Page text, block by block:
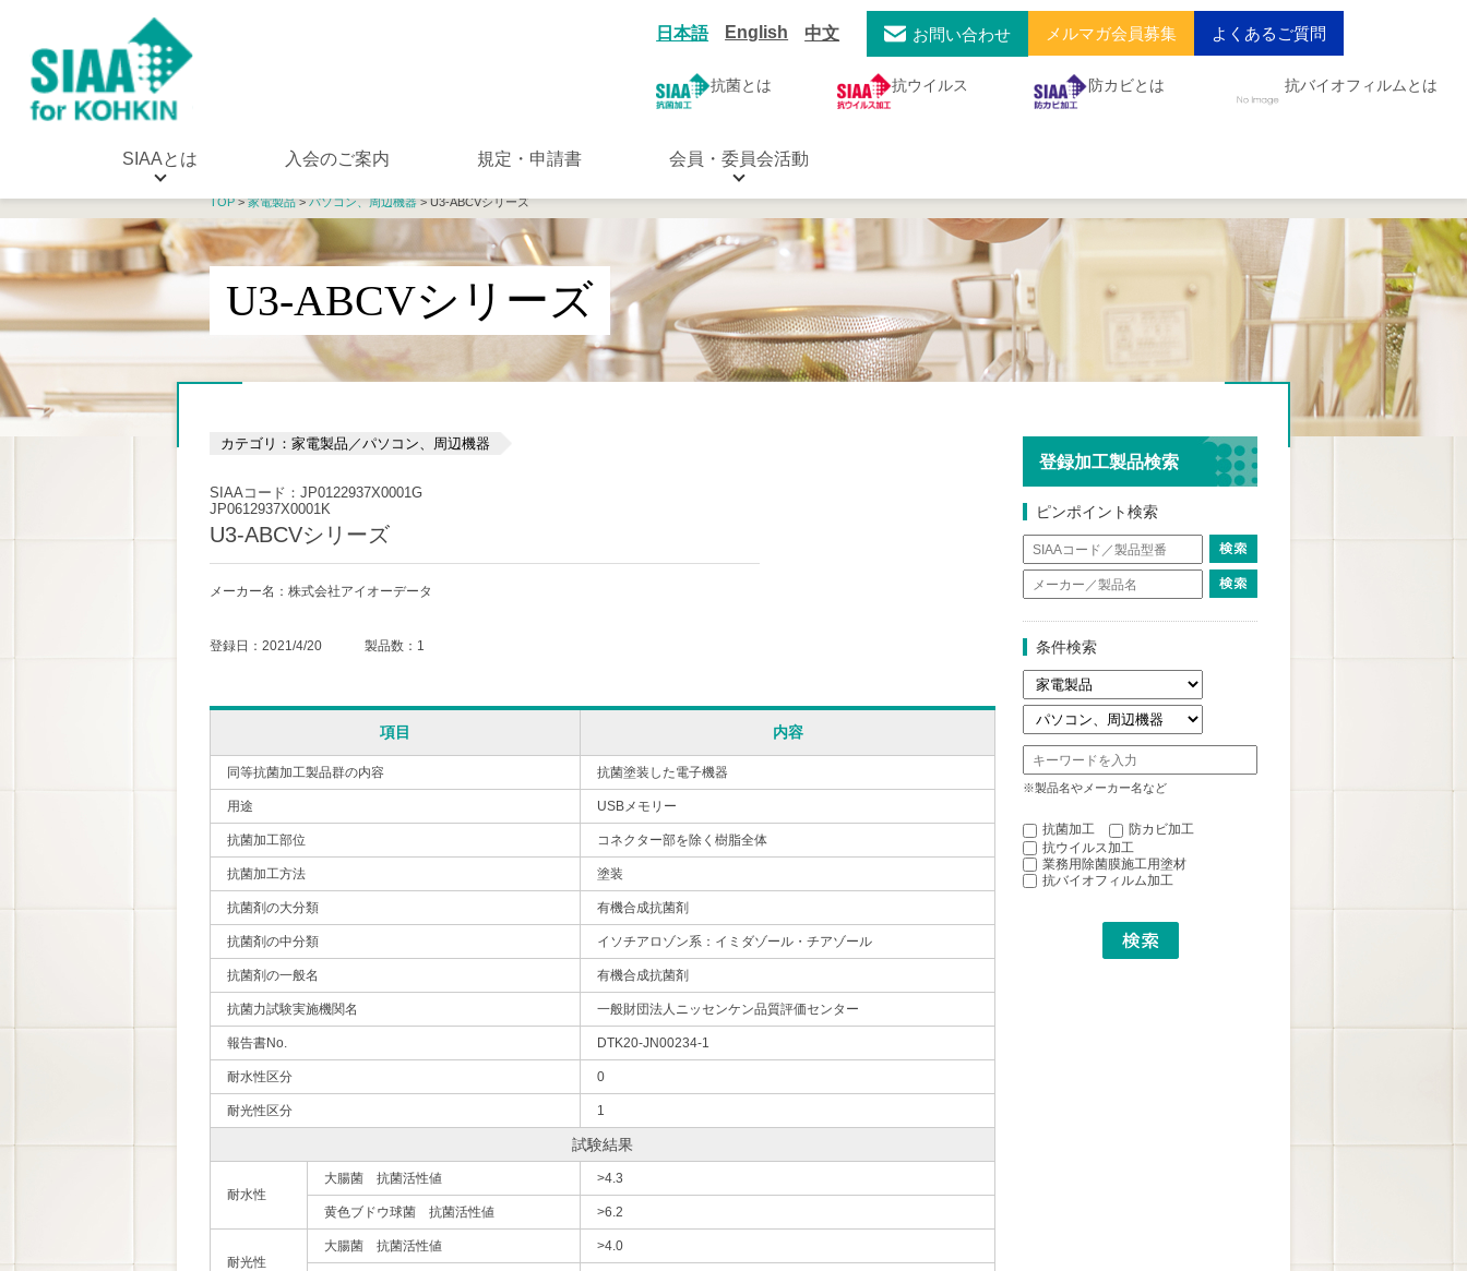
日本語 English 中文 お問い合わせ メルマガ会員募集 よくあるご質問
抗菌とは 抗ウイルス 防カビとは 抗バイオフィルムとは
SIAAとは 入会のご案内 規定・申請書 会員・委員会活動
TOP>家電製品>パソコン、周辺機器> U3-ABCVシリーズ
U3-ABCVシリーズ
カテゴリ：家電製品／パソコン、周辺機器
SIAAコード：JP0122937X0001G
JP0612937X0001K
U3-ABCVシリーズ
メーカー名：株式会社アイオーデータ
登録日：2021/4/20 製品数：1
項目 内容
同等抗菌加工製品群の内容 抗菌塗装した電子機器
用途 USBメモリー
抗菌加工部位 コネクター部を除く樹脂全体
抗菌加工方法 塗装
抗菌剤の大分類 有機合成抗菌剤
抗菌剤の中分類 イソチアロゾン系：イミダゾール・チアゾール
抗菌剤の一般名 有機合成抗菌剤
抗菌力試験実施機関名 一般財団法人ニッセンケン品質評価センター
報告書No. DTK20-JN00234-1
耐水性区分 0
耐光性区分 1
試験結果
耐水性
大腸菌 抗菌活性値 >4.3
黄色ブドウ球菌 抗菌活性値 >6.2
耐光性
大腸菌 抗菌活性値 >4.0
登録加工製品検索
ピンポイント検索
条件検索
※製品名やメーカー名など
抗菌加工
防カビ加工
抗ウイルス加工
業務用除菌膜施工用塗材
抗バイオフィルム加工